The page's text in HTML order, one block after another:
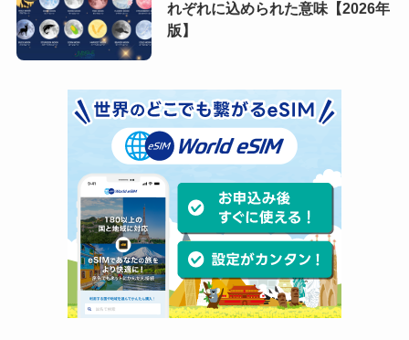
れぞれに込められた意味【2026年
版】